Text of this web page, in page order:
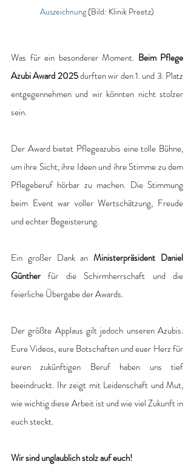
Auszeichnung (Bild: Klinik Preetz)
Was für ein besonderer Moment. Beim Pflege
Azubi Award 2025 durften wir den 1. und 3. Platz
entgegennehmen und wir könnten nicht stolzer
sein.
Der Award bietet Pflegeazubis eine tolle Bühne,
um ihre Sicht, ihre Ideen und ihre Stimme zu dem
Pflegeberuf hörbar zu machen. Die Stimmung
beim Event war voller Wertschätzung, Freude
und echter Begeisterung.
Ein großer Dank an Ministerpräsident Daniel
Günther für die Schirmherrschaft und die
feierliche Übergabe der Awards.
Der größte Applaus gilt jedoch unseren Azubis.
Eure Videos, eure Botschaften und euer Herz für
euren zukünftigen Beruf haben uns tief
beeindruckt. Ihr zeigt mit Leidenschaft und Mut,
wie wichtig diese Arbeit ist und wie viel Zukunft in
euch steckt.
Wir sind unglaublich stolz auf euch!